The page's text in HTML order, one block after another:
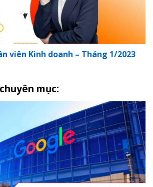
viên Kinh doanh – Tháng 1/2023
mục: